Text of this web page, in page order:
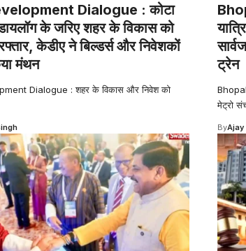
Dialogue : कोटा
के जरिए शहर के विकास को
केडीए ने बिल्डर्स और निवेशकों
मंथन
Dialogue : शहर के विकास और निवेश को
ट्रेन
मेट्रो
ByAjay